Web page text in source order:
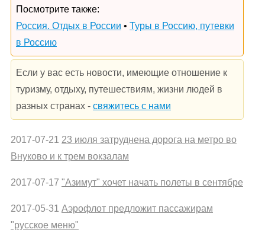
Посмотрите также:
Россия. Отдых в России • Туры в Россию, путевки
в Россию
Если у вас есть новости, имеющие отношение к
туризму, отдыху, путешествиям, жизни людей в
разных странах - свяжитесь с нами
2017-07-21 23 июля затруднена дорога на метро во
Внуково и к трем вокзалам
2017-07-17 "Азимут" хочет начать полеты в сентябре
2017-05-31 Аэрофлот предложит пассажирам
"русское меню"